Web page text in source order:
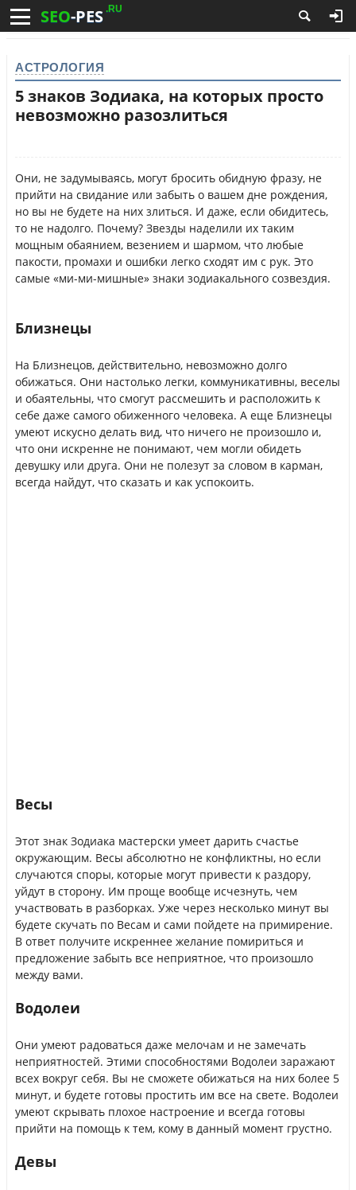
SEO-PES .RU
АСТРОЛОГИЯ
5 знаков Зодиака, на которых просто
невозможно разозлиться
Они, не задумываясь, могут бросить обидную фразу, не
прийти на свидание или забыть о вашем дне рождения,
но вы не будете на них злиться. И даже, если обидитесь,
то не надолго. Почему? Звезды наделили их таким
мощным обаянием, везением и шармом, что любые
пакости, промахи и ошибки легко сходят им с рук. Это
самые «ми-ми-мишные» знаки зодиакального созвездия.
Близнецы
На Близнецов, действительно, невозможно долго
обижаться. Они настолько легки, коммуникативны, веселы
и обаятельны, что смогут рассмешить и расположить к
себе даже самого обиженного человека. А еще Близнецы
умеют искусно делать вид, что ничего не произошло и,
что они искренне не понимают, чем могли обидеть
девушку или друга. Они не полезут за словом в карман,
всегда найдут, что сказать и как успокоить.
Весы
Этот знак Зодиака мастерски умеет дарить счастье
окружающим. Весы абсолютно не конфликтны, но если
случаются споры, которые могут привести к раздору,
уйдут в сторону. Им проще вообще исчезнуть, чем
участвовать в разборках. Уже через несколько минут вы
будете скучать по Весам и сами пойдете на примирение.
В ответ получите искреннее желание помириться и
предложение забыть все неприятное, что произошло
между вами.
Водолеи
Они умеют радоваться даже мелочам и не замечать
неприятностей. Этими способностями Водолеи заражают
всех вокруг себя. Вы не сможете обижаться на них более 5
минут, и будете готовы простить им все на свете. Водолеи
умеют скрывать плохое настроение и всегда готовы
прийти на помощь к тем, кому в данный момент грустно.
Девы